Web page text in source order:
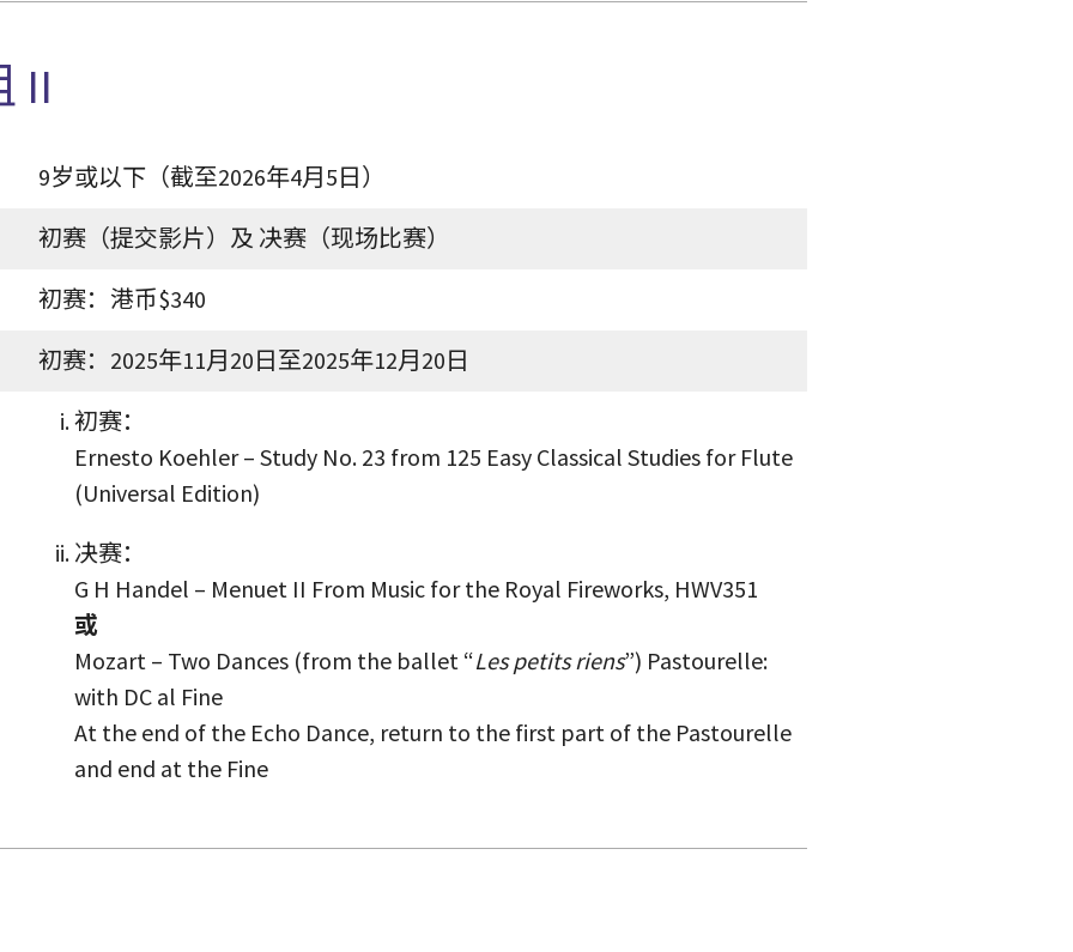
II
9岁或以下（截至2026年4月5日）
初赛（提交影片）及 决赛（现场比赛）
初赛：港币$340
初赛：2025年11月20日至2025年12月20日
初赛：
Ernesto Koehler – Study No. 23 from 125 Easy Classical Studies for Flute
(Universal Edition)
决赛：
G H Handel – Menuet II From Music for the Royal Fireworks, HWV351
或
Mozart – Two Dances (from the ballet “Les petits riens”) Pastourelle:
with DC al Fine
At the end of the Echo Dance, return to the first part of the Pastourelle
and end at the Fine